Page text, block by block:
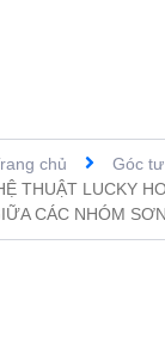
chủ
Góc
THUẬT LUCKY
CÁC NHÓM